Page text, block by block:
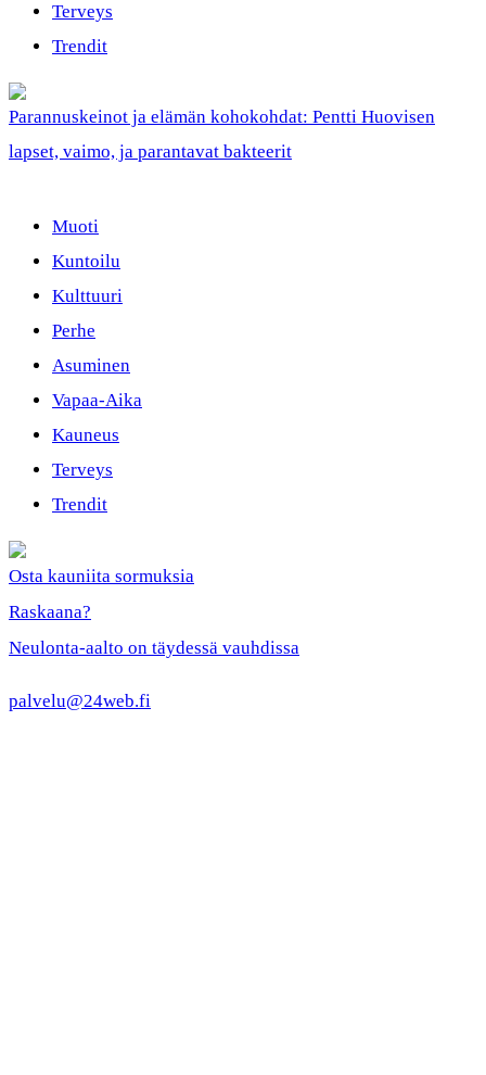
Terveys
Trendit
Parannuskeinot ja elämän kohokohdat: Pentti Huovisen
lapset, vaimo, ja parantavat bakteerit
Muoti
Kuntoilu
Kulttuuri
Perhe
Asuminen
Vapaa-Aika
Kauneus
Terveys
Trendit
Osta kauniita sormuksia
Raskaana?
Neulonta-aalto on täydessä vauhdissa
palvelu@24web.fi